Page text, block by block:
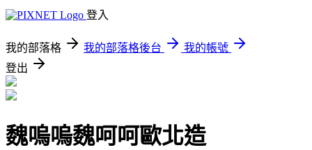
登入
我的部落格 我的部落格後台
我的帳號
登出
魏嗚嗚魏呵呵歐北造